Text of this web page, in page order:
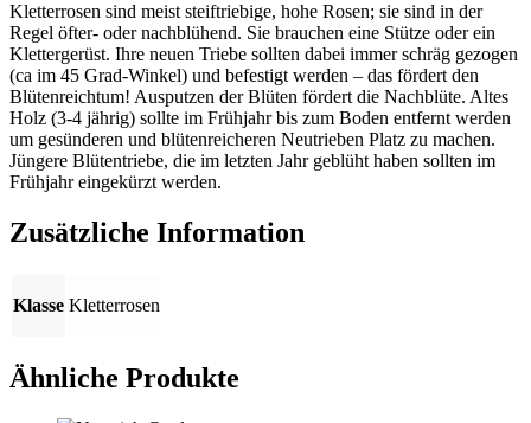
Kletterrosen sind meist steiftriebige, hohe Rosen; sie sind in der
Regel öfter- oder nachblühend. Sie brauchen eine Stütze oder ein
Klettergerüst. Ihre neuen Triebe sollten dabei immer schräg gezogen
(ca im 45 Grad-Winkel) und befestigt werden – das fördert den
Blütenreichtum! Ausputzen der Blüten fördert die Nachblüte. Altes
Holz (3-4 jährig) sollte im Frühjahr bis zum Boden entfernt werden
um gesünderen und blütenreicheren Neutrieben Platz zu machen.
Jüngere Blütentriebe, die im letzten Jahr geblüht haben sollten im
Frühjahr eingekürzt werden.
Zusätzliche Information
Klasse Kletterrosen
Ähnliche Produkte